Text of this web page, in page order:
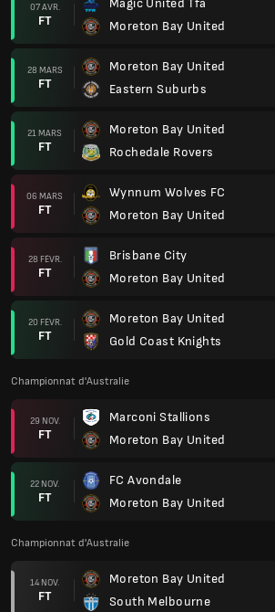
07 AVR.
FT
Magic United Tfa
Moreton Bay United
28 MARS
FT
Moreton Bay United
Eastern Suburbs
21 MARS
FT
Moreton Bay United
Rochedale Rovers
06 MARS
FT
Wynnum Wolves FC
Moreton Bay United
28 FÉVR.
FT
Brisbane City
Moreton Bay United
20 FÉVR.
FT
Moreton Bay United
Gold Coast Knights
Championnat d'Australie
29 NOV.
FT
Marconi Stallions
Moreton Bay United
22 NOV.
FT
FC Avondale
Moreton Bay United
Championnat d'Australie
14 NOV.
FT
Moreton Bay United
South Melbourne